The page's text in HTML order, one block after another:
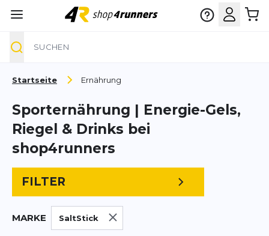
Startseite Ernährung
Sporternährung | Energie-Gels,
Riegel & Drinks bei
shop4runners
FILTER
MARKE SaltStick